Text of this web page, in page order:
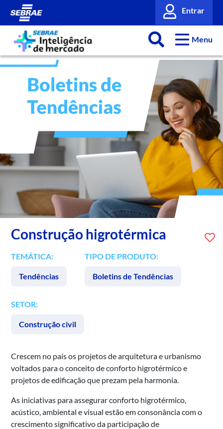
Entrar
Menu
Construção higrotérmica
TEMÁTICA:
Tendências
TIPO DE PRODUTO:
Boletins de Tendências
SETOR:
Construção civil
Crescem no país os projetos de arquitetura e urbanismo
voltados para o conceito de conforto higrotérmico e
projetos de edificação que prezam pela harmonia.
As iniciativas para assegurar conforto higrotérmico,
acústico, ambiental e visual estão em consonância com o
crescimento significativo da participação de